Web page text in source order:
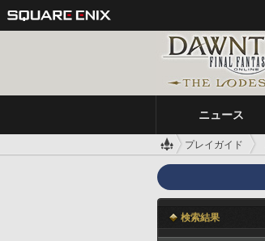
ニュース
プレイガイド
検索結果